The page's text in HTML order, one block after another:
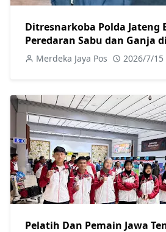
Ditresnarkoba Polda Jateng
Peredaran Sabu dan Ganja
Satu Pengedar Ditangkap
Merdeka Jaya Pos 2026/7/15
Pelatih Dan Pemain Jawa